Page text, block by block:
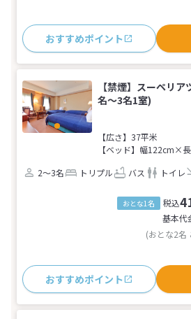
おすすめポイント
【禁煙】スーペリ
名～3名1室)
【広さ】37平米
【ベッド】幅122cm×
2～3名
トリプル バス トイレ
おとな1名 税込
基本代
(おとな2名
おすすめポイント